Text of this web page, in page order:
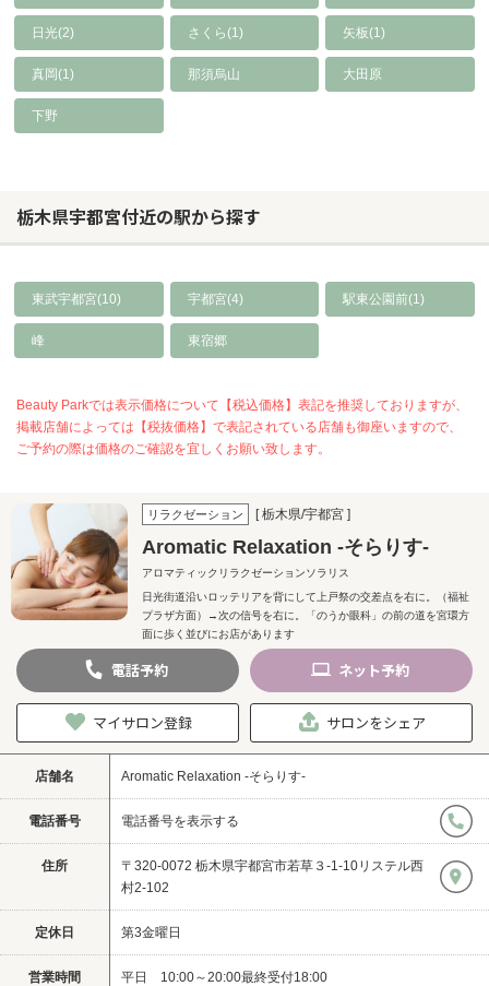
日光(2) さくら(1) 矢板(1)
真岡(1) 那須烏山 大田原
下野
栃木県宇都宮付近の駅から探す
東武宇都宮(10) 宇都宮(4) 駅東公園前(1)
峰 東宿郷
Beauty Parkでは表示価格について【税込価格】表記を推奨しておりますが、
掲載店舗によっては【税抜価格】で表記されている店舗も御座いますので、
ご予約の際は価格のご確認を宜しくお願い致します。
リラクゼーション [ 栃木県/宇都宮 ]
Aromatic Relaxation -そらりす-
アロマティックリラクゼーションソラリス
日光街道沿いロッテリアを背にして上戸祭の交差点を右に。（福祉
プラザ方面）→次の信号を右に。「のうか眼科」の前の道を宮環方
面に歩く並びにお店があります
電話予約 ネット予約
マイサロン登録 サロンをシェア
店舗名 Aromatic Relaxation -そらりす-
電話番号 電話番号を表示する
住所
〒320-0072 栃木県宇都宮市若草３-1-10リステル西
村2-102
定休日 第3金曜日
営業時間
平日 10:00～20:00最終受付18:00